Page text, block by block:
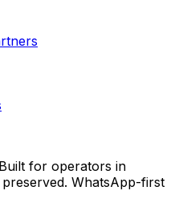
for operators in
WhatsApp-first